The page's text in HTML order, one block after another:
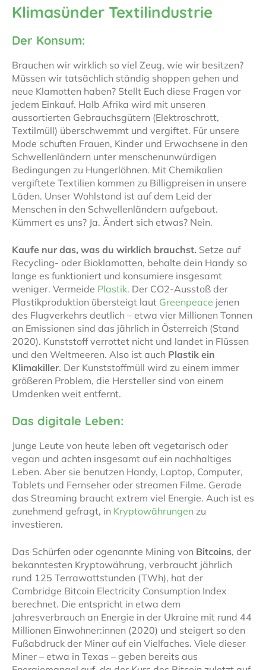
Klimasünder Textilindustrie
Der Konsum:
Brauchen wir wirklich so viel Zeug, wie wir besitzen?
Müssen wir tatsächlich ständig shoppen gehen und
neue Klamotten haben? Stellt Euch diese Fragen vor
jedem Einkauf. Halb Afrika wird mit unseren
aussortierten Gebrauchsgütern (Elektroschrott,
Textilmüll) überschwemmt und vergiftet. Für unsere
Mode schuften Frauen, Kinder und Erwachsene in den
Schwellenländern unter menschenunwürdigen
Bedingungen zu Hungerlöhnen. Mit Chemikalien
vergiftete Textilien kommen zu Billigpreisen in unsere
Läden. Unser Wohlstand ist auf dem Leid der
Menschen in den Schwellenländern aufgebaut.
Kümmert es uns? Ja. Ändert sich etwas? Nein.
Kaufe nur das, was du wirklich brauchst. Setze auf
Recycling- oder Bioklamotten, behalte dein Handy so
lange es funktioniert und konsumiere insgesamt
weniger. Vermeide Plastik. Der CO2-Ausstoß der
Plastikproduktion übersteigt laut Greenpeace jenen
des Flugverkehrs deutlich – etwa vier Millionen Tonnen
an Emissionen sind das jährlich in Österreich (Stand
2020). Kunststoff verrottet nicht und landet in Flüssen
und den Weltmeeren. Also ist auch Plastik ein
Klimakiller. Der Kunststoffmüll wird zu einem immer
größeren Problem, die Hersteller sind von einem
Umdenken weit entfernt.
Das digitale Leben:
Junge Leute von heute leben oft vegetarisch oder
vegan und achten insgesamt auf ein nachhaltiges
Leben. Aber sie benutzen Handy, Laptop, Computer,
Tablets und Fernseher oder streamen Filme. Gerade
das Streaming braucht extrem viel Energie. Auch ist es
zunehmend gefragt, in Kryptowährungen zu
investieren.
Das Schürfen oder ogenannte Mining von Bitcoins, der
bekanntesten Kryptowährung, verbraucht jährlich
rund 125 Terrawattstunden (TWh), hat der
Cambridge Bitcoin Electricity Consumption Index
berechnet. Die entspricht in etwa dem
Jahresverbrauch an Energie in der Ukraine mit rund 44
Millionen Einwohner:innen (2020) und steigert so den
Fußabdruck der Miner auf ein Vielfaches. Viele dieser
Miner – etwa in Texas – geben bereits aus